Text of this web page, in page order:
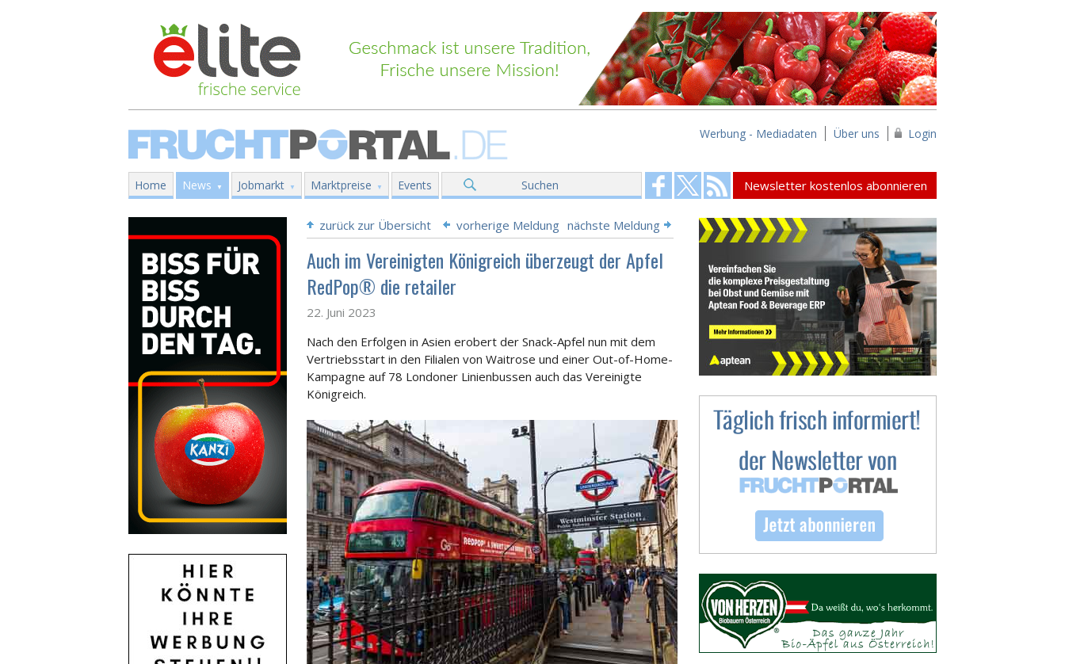
Werbung - Mediadaten Über uns Login
Home News Jobmarkt Marktpreise Events Suchen Newsletter kostenlos abonnieren
zurück zur Übersicht vorherige Meldung nächste Meldung
Auch im Vereinigten Königreich überzeugt der Apfel
RedPop® die retailer
22. Juni 2023
Nach den Erfolgen in Asien erobert der Snack-Apfel nun mit dem
Vertriebsstart in den Filialen von Waitrose und einer Out-of-Home-
Kampagne auf 78 Londoner Linienbussen auch das Vereinigte
Königreich.